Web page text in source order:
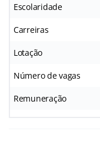
Escolaridade
Carreiras
Lotação
Número de vagas
Remuneração